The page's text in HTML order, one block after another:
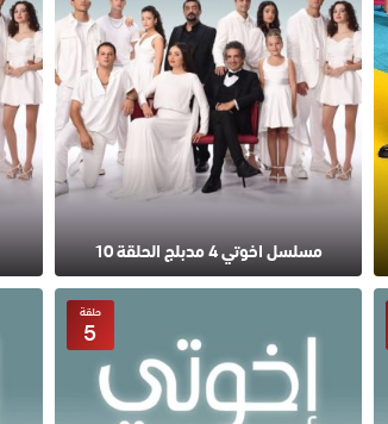
مسلسل اخوتي 4 مدبلج الحلقة 10
حلقة
5